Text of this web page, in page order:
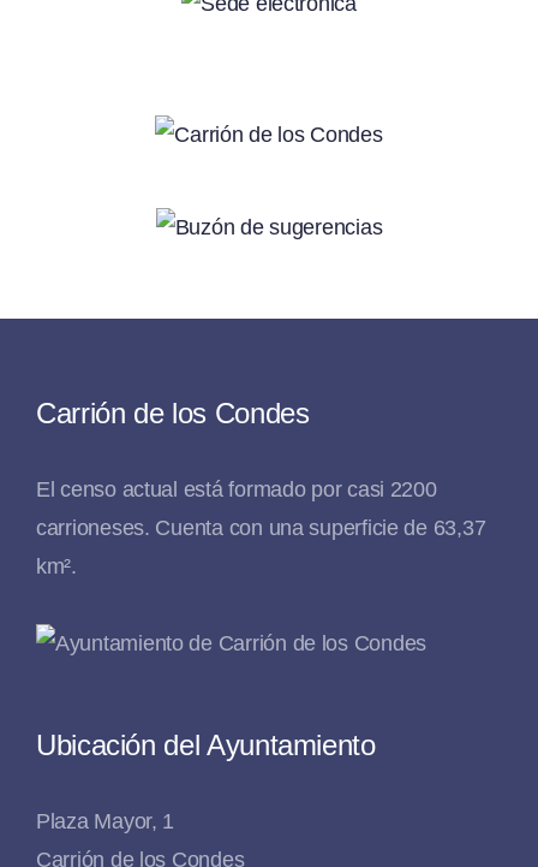
Carrión de los Condes
El censo actual está formado por casi 2200
carrioneses. Cuenta con una superficie de 63,37
km².
Ubicación del Ayuntamiento
Plaza Mayor, 1
Carrión de los Condes